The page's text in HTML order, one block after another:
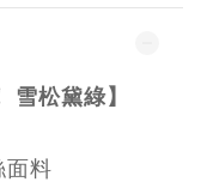
雪松黛綠】
面料